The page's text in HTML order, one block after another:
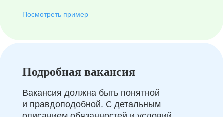
Посмотреть пример
Подробная вакансия
Вакансия должна быть понятной
и правдоподобной. С детальным